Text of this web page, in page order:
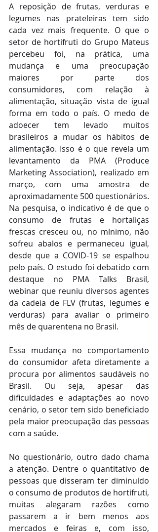
A reposição de frutas, verduras e
legumes nas prateleiras tem sido
cada vez mais frequente. O que o
setor de hortifruti do Grupo Mateus
percebeu foi, na prática, uma
mudança e uma preocupação
maiores por parte dos
consumidores, com relação à
alimentação, situação vista de igual
forma em todo o país. O medo de
adoecer tem levado muitos
brasileiros a mudar os hábitos de
alimentação. Isso é o que revela um
levantamento da PMA (Produce
Marketing Association), realizado em
março, com uma amostra de
aproximadamente 500 questionários.
Na pesquisa, o indicativo é de que o
consumo de frutas e hortaliças
frescas cresceu ou, no mínimo, não
sofreu abalos e permaneceu igual,
desde que a COVID-19 se espalhou
pelo país. O estudo foi debatido com
destaque no PMA Talks Brasil,
webinar que reuniu diversos agentes
da cadeia de FLV (frutas, legumes e
verduras) para avaliar o primeiro
mês de quarentena no Brasil.
Essa mudança no comportamento
do consumidor afeta diretamente a
procura por alimentos saudáveis no
Brasil. Ou seja, apesar das
dificuldades e adaptações ao novo
cenário, o setor tem sido beneficiado
pela maior preocupação das pessoas
com a saúde.
No questionário, outro dado chama
a atenção. Dentre o quantitativo de
pessoas que disseram ter diminuído
o consumo de produtos de hortifruti,
muitas alegaram razões como
passarem a ir bem menos aos
mercados e feiras e, com isso,